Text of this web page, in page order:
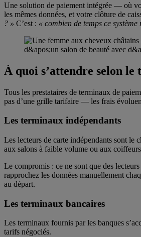
Quels frais existent réellement : le
Une solution de paiement intégrée — où
les mêmes données, et votre clôture de
? » C’est : « combien de temps ce
À quoi s’attendre selon le
Tous les prestataires de terminaux de
pas d’une grille tarifaire — les frais
Les terminaux indépendants
Les lecteurs de carte indépendants sont
aux salons à faible volume ou aux
Le compromis : ce ne sont que des
rapprochez les données manuellement
au départ.
Les terminaux bancaires
Les terminaux fournis par les banques
tarifs négociés.